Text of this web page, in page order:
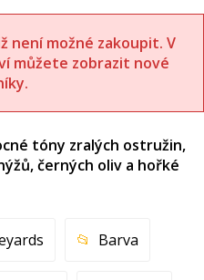
není možné zakoupit. V
můžete zobrazit nové
tóny zralých ostružin,
černých oliv a hořké
Barva